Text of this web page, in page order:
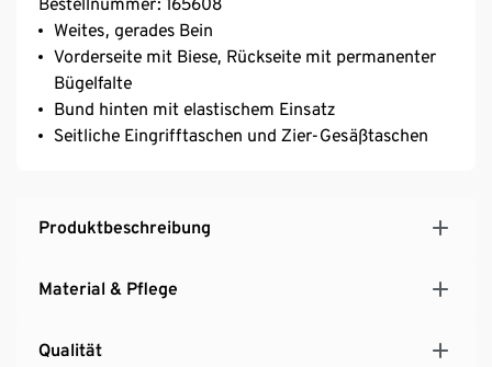
Weites, gerades Bein
Vorderseite mit Biese, Rückseite mit permanenter
Bügelfalte
Bund hinten mit elastischem Einsatz
Seitliche Eingrifftaschen und Zier-Gesäßtaschen
Produktbeschreibung
Material & Pflege
Qualität